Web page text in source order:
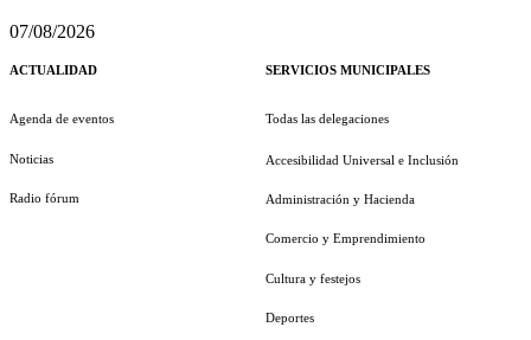
07/08/2026
ACTUALIDAD
Agenda de eventos
Noticias
Radio fórum
SERVICIOS MUNICIPALES
Todas las delegaciones
Accesibilidad Universal e Inclusión
Administración y Hacienda
Comercio y Emprendimiento
Cultura y festejos
Deportes